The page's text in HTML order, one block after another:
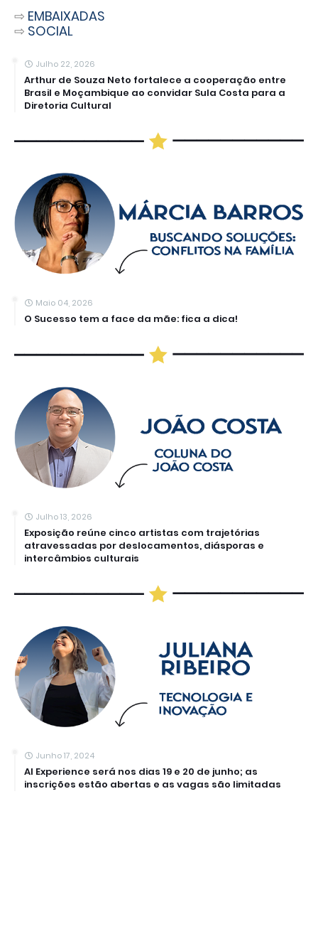
⇨ EMBAIXADAS
⇨ SOCIAL
Julho 22, 2026
Arthur de Souza Neto fortalece a cooperação entre
Brasil e Moçambique ao convidar Sula Costa para a
Diretoria Cultural
Maio 04, 2026
O Sucesso tem a face da mãe: fica a dica!
Julho 13, 2026
Exposição reúne cinco artistas com trajetórias
atravessadas por deslocamentos, diásporas e
intercâmbios culturais
Junho 17, 2024
AI Experience será nos dias 19 e 20 de junho; as
inscrições estão abertas e as vagas são limitadas